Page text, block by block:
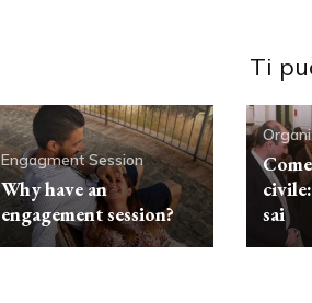
Ti
Engagment Session
Why have an
engagement session?
sai